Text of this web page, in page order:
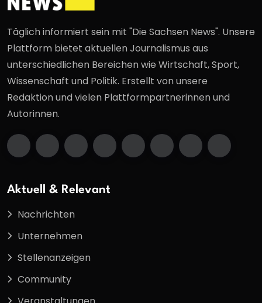
Täglich informiert sein mit "Die Sachsen News". Unsere
Plattform bietet aktuellen Journalismus aus
unterschiedlichen Bereichen wie Wirtschaft, Sport,
Wissenschaft und Politik. Erstellt von unsere
Redaktion und vielen Plattformpartnerinnen und
Autorinnen.
Aktuell & Relevant
Nachrichten
Unternehmen
Stellenanzeigen
Community